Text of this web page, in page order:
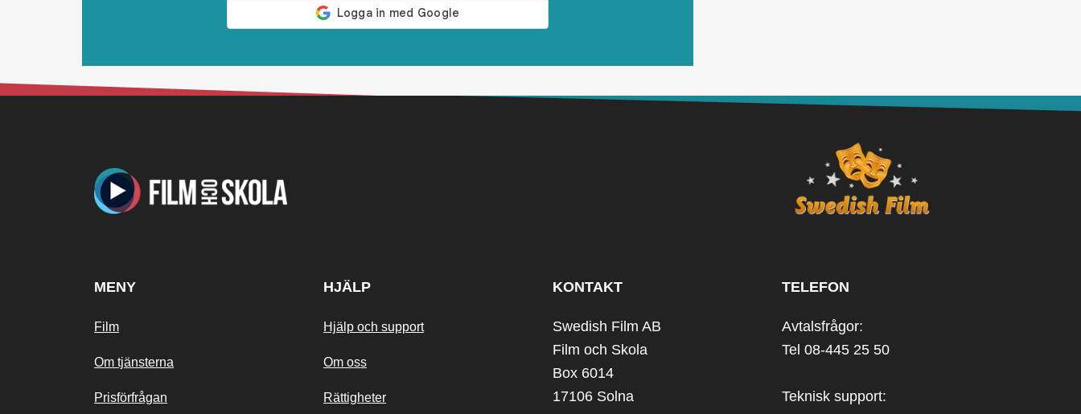
MENY
Film
Om tjänsterna
Prisförfrågan
HJÄLP
Hjälp och support
Om oss
Rättigheter
KONTAKT
Swedish Film AB
Film och Skola
Box 6014
17106 Solna
TELEFON
Avtalsfrågor:
Tel 08-445 25 50
Teknisk support: